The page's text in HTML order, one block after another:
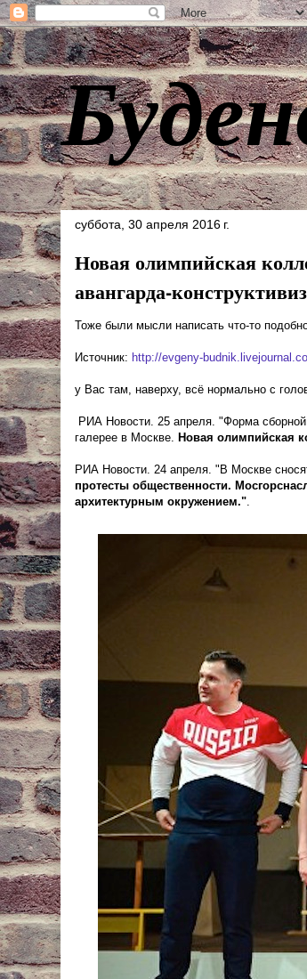
суббота, 30 апреля 2016 г.
Новая олимпийская
авангарда-
Тоже были мысли написать что-то
Источник: http://evgeny-
у Вас там, наверху, всё нормально с
РИА Новости. 25 апреля. "Форма
галерее в Москве. Новая олимпийская
РИА Новости. 24 апреля. "В Москве
протесты общественности.
архитектурным окружением.".